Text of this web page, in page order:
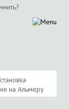
на Альмеру